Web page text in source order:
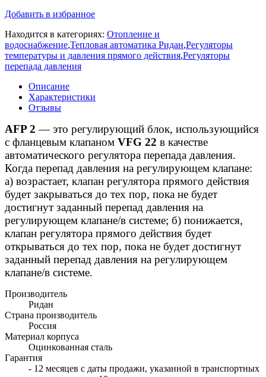
Добавить в избранное
Находится в категориях: Отопление и
водоснабжение,Тепловая автоматика Ридан,Регуляторы
температуры и давления прямого действия,Регуляторы
перепада давления
Описание
Характеристики
Отзывы
AFP 2 — это регулирующий блок, использующийся
с фланцевым клапаном VFG 22 в качестве
автоматического регулятора перепада давления.
Когда перепад давления на регулирующем клапане:
а) возрастает, клапан регулятора прямого действия
будет закрываться до тех пор, пока не будет
достигнут заданный перепад давления на
регулирующем клапане/в системе; б) понижается,
клапан регулятора прямого действия будет
открываться до тех пор, пока не будет достигнут
заданный перепад давления на регулирующем
клапане/в системе.
Производитель
Ридан
Страна производитель
Россия
Материал корпуса
Оцинкованная сталь
Гарантия
- 12 месяцев с даты продажи, указанной в транспортных